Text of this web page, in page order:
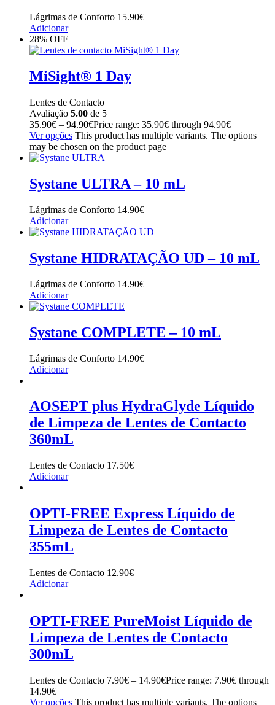
Lágrimas de Conforto 15.90€
Adicionar
28% OFF
MiSight® 1 Day
Lentes de Contacto
Avaliação 5.00 de 5
35.90€ – 94.90€Price range: 35.90€ through 94.90€
Ver opções This product has multiple variants. The options
may be chosen on the product page
Systane ULTRA – 10 mL
Lágrimas de Conforto 14.90€
Adicionar
Systane HIDRATAÇÃO UD – 10 mL
Lágrimas de Conforto 14.90€
Adicionar
Systane COMPLETE – 10 mL
Lágrimas de Conforto 14.90€
Adicionar
AOSEPT plus HydraGlyde Líquido
de Limpeza de Lentes de Contacto
360mL
Lentes de Contacto 17.50€
Adicionar
OPTI-FREE Express Líquido de
Limpeza de Lentes de Contacto
355mL
Lentes de Contacto 12.90€
Adicionar
OPTI-FREE PureMoist Líquido de
Limpeza de Lentes de Contacto
300mL
Lentes de Contacto 7.90€ – 14.90€Price range: 7.90€ through
14.90€
Ver opções This product has multiple variants. The options